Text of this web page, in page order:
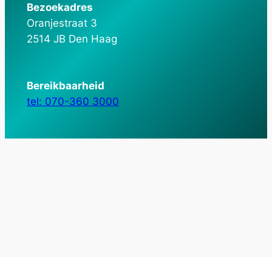
Bezoekadres
Oranjestraat 3
2514 JB Den Haag
Bereikbaarheid
tel: 070-360 3000